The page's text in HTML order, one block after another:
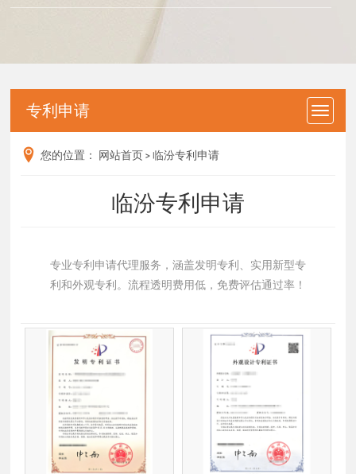
专利申请
您的位置： 网站首页>临汾专利申请
临汾专利申请
专业专利申请代理服务，涵盖发明专利、实用新型专
利和外观专利。流程透明费用低，免费评估通过率！